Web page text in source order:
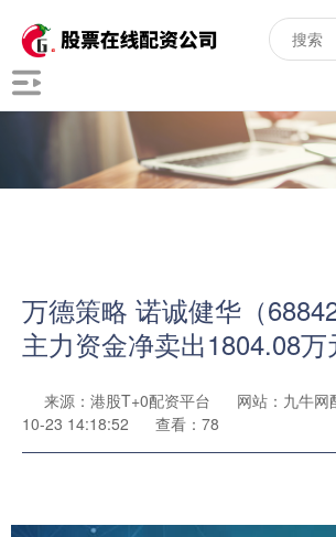
万德策略 诺诚健华（
主力资金净卖出1804.08万
来源：港股T+0配资平台 网站：九牛网
10-23 14:18:52
查看：78